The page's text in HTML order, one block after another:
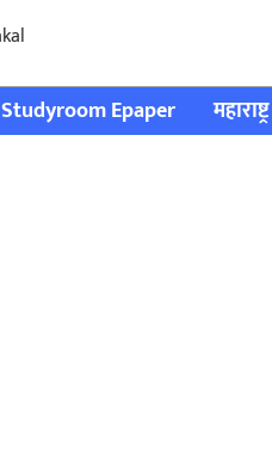
Studyroom Epaper महाराष्ट्र